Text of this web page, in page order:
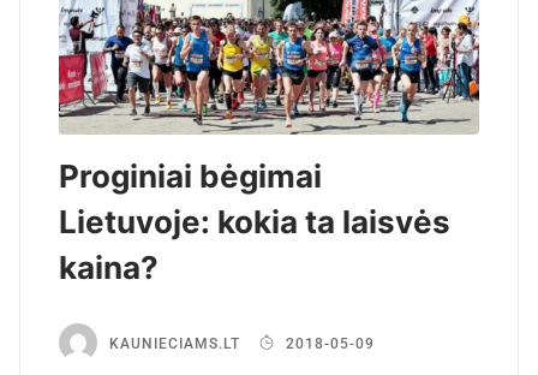
Proginiai bėgimai
Lietuvoje: kokia ta laisvės
kaina?
KAUNIECIAMS.LT 2018-05-09